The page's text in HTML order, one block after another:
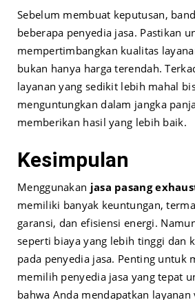
Sebelum membuat keputusan,
beberapa penyedia jasa. Pastikan
mempertimbangkan kualitas
bukan hanya harga terendah.
layanan yang sedikit lebih mahal
menguntungkan dalam jangka
memberikan hasil yang lebih baik.
Kesimpulan
Menggunakan jasa pasang
memiliki banyak keuntungan,
garansi, dan efisiensi energi.
seperti biaya yang lebih tinggi dan
pada penyedia jasa. Penting untuk
memilih penyedia jasa yang tepat
bahwa Anda mendapatkan